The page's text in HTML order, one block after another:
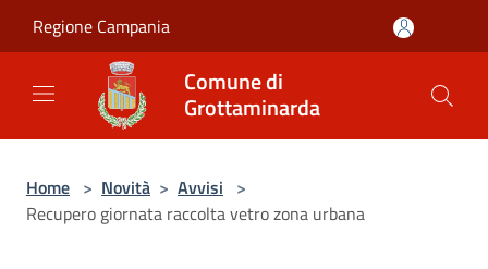
Regione Campania
Comune di
Grottaminarda
Home > Novità > Avvisi >
Recupero giornata raccolta vetro zona urbana